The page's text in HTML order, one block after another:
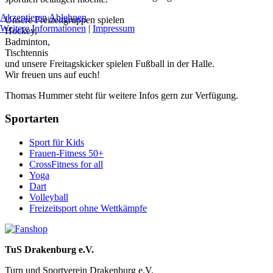
Unsere Freizeitgruppen spielen
Hockey,
Badminton,
Tischtennis
und unsere Freitagskicker spielen Fußball in der Halle.
Wir freuen uns auf euch!
Thomas Hummer steht für weitere Infos gern zur Verfügung.
Sportarten
Sport für Kids
Frauen-Fitness 50+
CrossFitness for all
Yoga
Dart
Volleyball
Freizeitsport ohne Wettkämpfe
TuS Drakenburg e.V.
Turn und Sportverein Drakenburg e.V.
AkzeptierenAblehnen
Weitere Informationen | Impressum